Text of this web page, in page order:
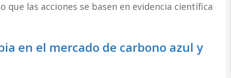
que las acciones se basen en evidencia científica
en el mercado de carbono azul y